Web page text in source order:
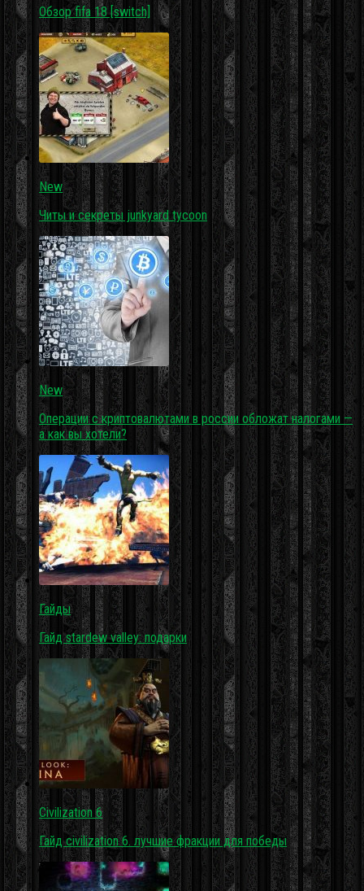
Обзор fifa 18 [switch]
New
Читы и секреты junkyard tycoon
New
Операции с криптовалютами в россии обложат налогами —
а как вы хотели?
Гайды
Гайд stardew valley: подарки
Civilization 6
Гайд civilization 6. лучшие фракции для победы